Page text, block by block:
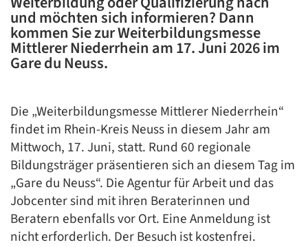
und möchten sich informieren? Dann
kommen Sie zur Weiterbildungsmesse
Mittlerer Niederrhein am 17. Juni 2026 im
Gare du Neuss.
Die „Weiterbildungsmesse Mittlerer Niederrhein“
findet im Rhein-Kreis Neuss in diesem Jahr am
Mittwoch, 17. Juni, statt. Rund 60 regionale
Bildungsträger präsentieren sich an diesem Tag im
„Gare du Neuss“. Die Agentur für Arbeit und das
Jobcenter sind mit ihren Beraterinnen und
Beratern ebenfalls vor Ort. Eine Anmeldung ist
nicht erforderlich. Der Besuch ist kostenfrei.